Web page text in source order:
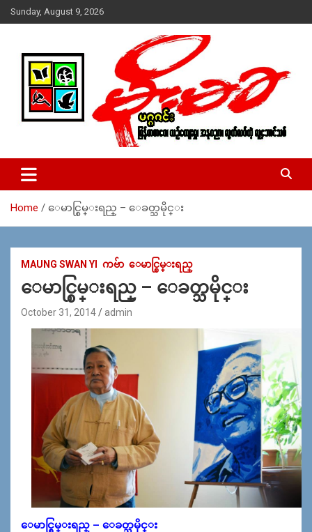
Skip
to
Sunday, August 9, 2026
MoeMaKa Burmese News &
Media
ယ္ေရး – အမွတ္ ၂၅၄၊ ပထပ္၊ လမ္း ၄၀၊ ေက်ာက္တံတား၊ ရန္ကုန္။
(ဖုုံး – ၀၉ ၂၅၂ ၂၄၉ ၀၉၄ ၊ ၀၉ ၄၂၁ ၇၄၃ ၇၅၃ ၊ ၀၉ ၅၀၄ ၁၀ ၅၈) ျ
ဇာေစ်းသစ္ ။ ၀၉ ၇၈၆၈၃၇ ၃၀၅ / ၀၉ ၉၆၃၆၉၉၈၃၄
Home ေမာင္စြမ္းရည္ – ေခတ္သမိုင္း
MAUNG SWAN YI ကဗ်ာ ေမာင္စြမ္းရည္
ေမာင္စြမ္းရည္ – ေခတ္သမိုင္း
October 31, 2014 admin
ေမာင္စြမ္းရည္ – ေခတ္သမိုင္း